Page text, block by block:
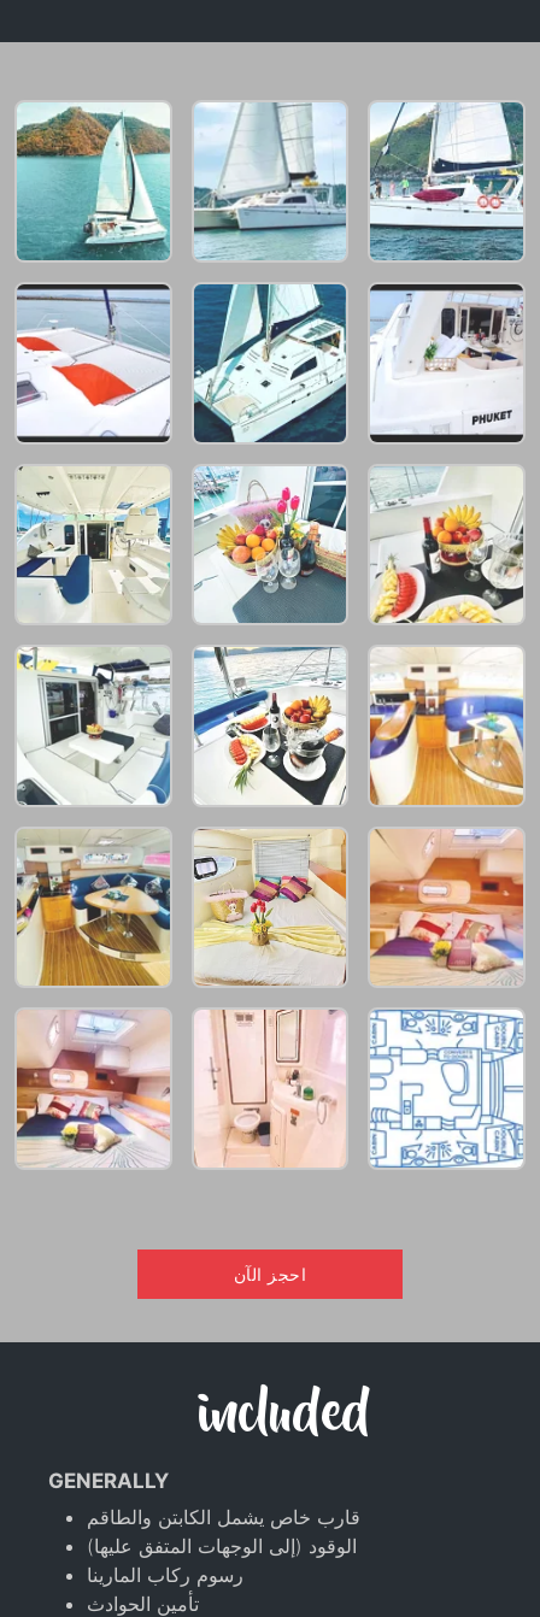
احجز الآن
included
GENERALLY
قارب خاص يشمل الكابتن والطاقم
الوقود (إلى الوجهات المتفق عليها)
رسوم ركاب المارينا
تأمين الحوادث